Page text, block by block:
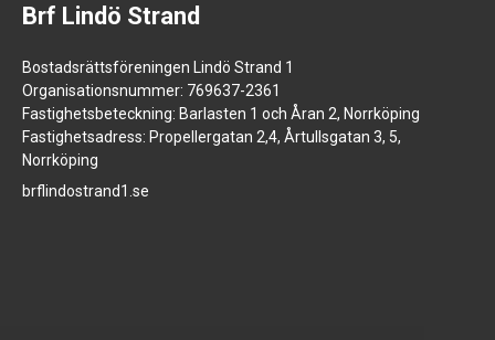
Brf Lindö Strand
Bostadsrättsföreningen Lindö Strand 1
Organisationsnummer: 769637-2361
Fastighetsbeteckning: Barlasten 1 och Åran 2, Norrköping
Fastighetsadress: Propellergatan 2,4, Årtullsgatan 3, 5,
Norrköping
brflindostrand1.se